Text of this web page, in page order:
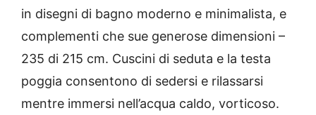
in disegni di bagno moderno e minimalista, e
complementi che sue generose dimensioni –
235 di 215 cm. Cuscini di seduta e la testa
poggia consentono di sedersi e rilassarsi
mentre immersi nell’acqua caldo, vorticoso.